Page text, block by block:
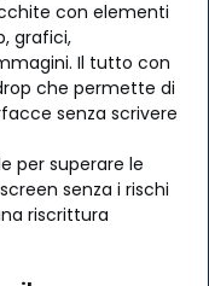
con elementi
grafici,
Il tutto con
che permette di
senza scrivere
per superare le
senza i rischi
riscrittura